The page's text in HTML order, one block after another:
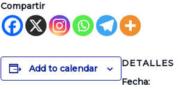
Compartir
Add to calendar
DETALLES
Fecha: